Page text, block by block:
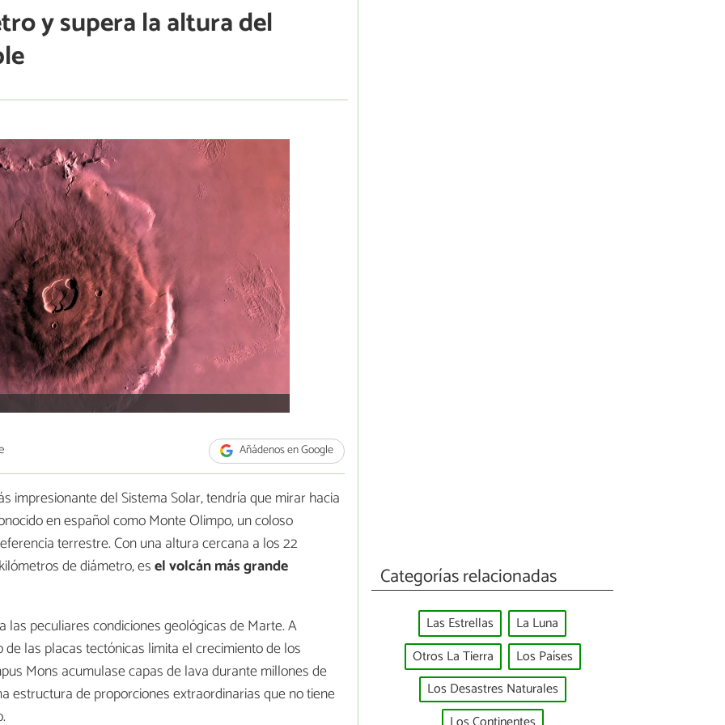
y supera la altura del
Añádenos en Google
impresionante del Sistema Solar, tendría que mirar hacia
en español como Monte Olimpo, un coloso
terrestre. Con una altura cercana a los 22
de diámetro, esel volcán más grande
peculiares condiciones geológicas de Marte. A
las placas tectónicas limita el crecimiento de los
Mons acumulase capas de lava durante millones de
estructura de proporciones extraordinarias que no tiene
Categorías relacionadas
Las Estrellas
La Luna
Otros La Tierra
Los Países
Los Desastres Naturales